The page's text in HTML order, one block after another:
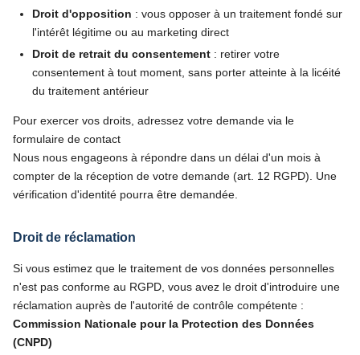
Droit d'opposition : vous opposer à un traitement fondé sur
l'intérêt légitime ou au marketing direct
Droit de retrait du consentement : retirer votre
consentement à tout moment, sans porter atteinte à la licéité
du traitement antérieur
Pour exercer vos droits, adressez votre demande via le
formulaire de contact
Nous nous engageons à répondre dans un délai d'un mois à
compter de la réception de votre demande (art. 12 RGPD). Une
vérification d'identité pourra être demandée.
Droit de réclamation
Si vous estimez que le traitement de vos données personnelles
n'est pas conforme au RGPD, vous avez le droit d'introduire une
réclamation auprès de l'autorité de contrôle compétente :
Commission Nationale pour la Protection des Données
(CNPD)